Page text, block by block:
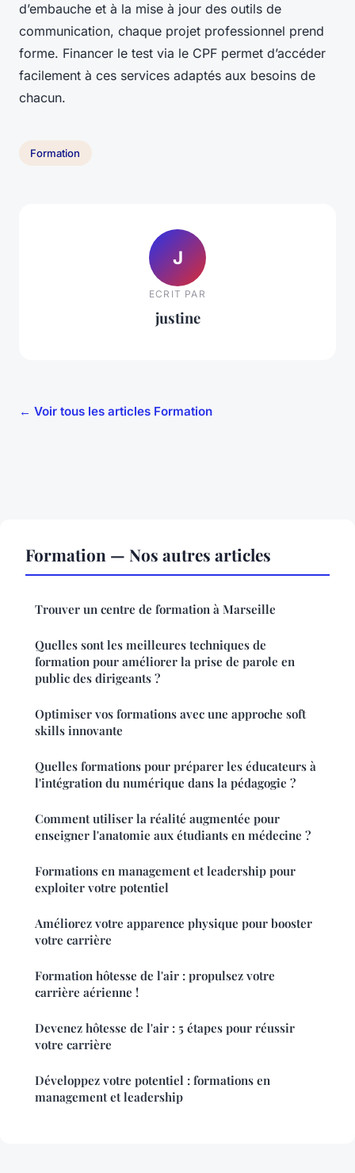
d’embauche et à la mise à jour des outils de
communication, chaque projet professionnel prend
forme. Financer le test via le CPF permet d’accéder
facilement à ces services adaptés aux besoins de
chacun.
Formation
J
ECRIT PAR
justine
← Voir tous les articles Formation
Formation — Nos autres articles
Trouver un centre de formation à Marseille
Quelles sont les meilleures techniques de
formation pour améliorer la prise de parole en
public des dirigeants ?
Optimiser vos formations avec une approche soft
skills innovante
Quelles formations pour préparer les éducateurs à
l'intégration du numérique dans la pédagogie ?
Comment utiliser la réalité augmentée pour
enseigner l'anatomie aux étudiants en médecine ?
Formations en management et leadership pour
exploiter votre potentiel
Améliorez votre apparence physique pour booster
votre carrière
Formation hôtesse de l'air : propulsez votre
carrière aérienne !
Devenez hôtesse de l'air : 5 étapes pour réussir
votre carrière
Développez votre potentiel : formations en
management et leadership